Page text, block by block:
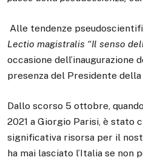
Alle tendenze
Lectio magistralis “Il senso
occasione dell’inaugurazione
presenza del Presidente
Dallo scorso 5 ottobre,
2021 a Giorgio Parisi, è stato
significativa risorsa per il
ha mai lasciato l’Italia se